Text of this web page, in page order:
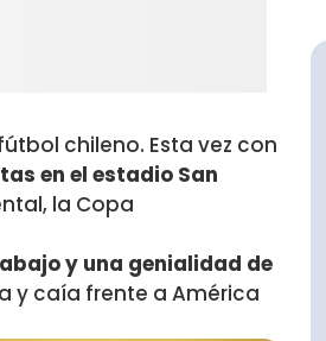
chileno. Esta vez con
en el estadio San
la Copa
y una genialidad de
y caía frente a América